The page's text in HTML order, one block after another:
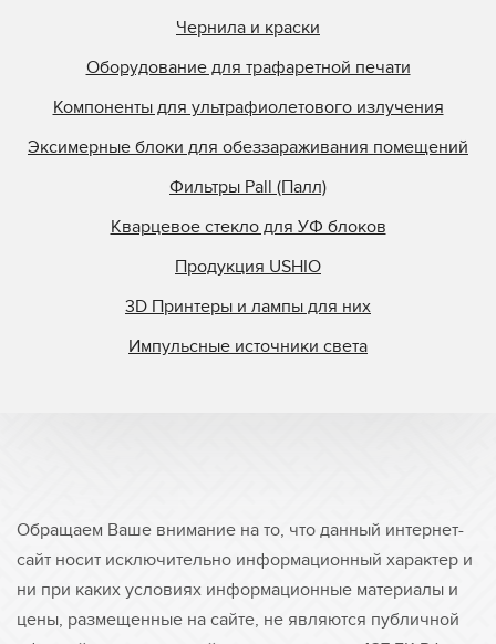
Чернила и краски
Оборудование для трафаретной печати
Компоненты для ультрафиолетового излучения
Эксимерные блоки для обеззараживания помещений
Фильтры Pall (Палл)
Кварцевое стекло для УФ блоков
Продукция USHIO
3D Принтеры и лампы для них
Импульсные источники света
Обращаем Ваше внимание на то, что данный интернет-
сайт носит исключительно информационный характер и
ни при каких условиях информационные материалы и
цены, размещенные на сайте, не являются публичной